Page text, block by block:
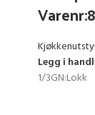
Legg i
1/3GN:Lokk